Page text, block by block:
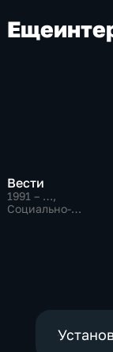
Еще
Вести
1991 – …,
Социально-